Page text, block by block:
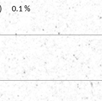
0.1 %